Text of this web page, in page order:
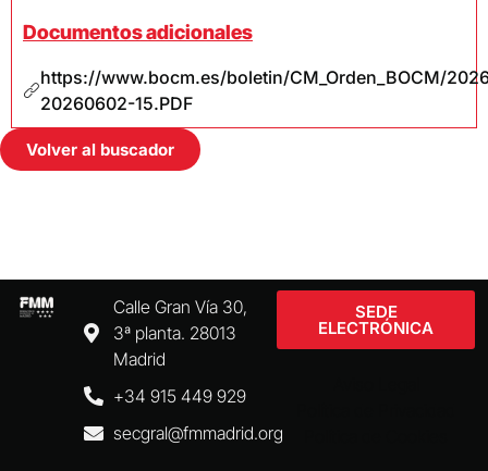
Documentos adicionales
https://www.bocm.es/boletin/CM_Orden_BOCM/
20260602-15.PDF
Volver al buscador
Calle Gran Vía 30,
3ª planta. 28013
Madrid
+34 915 449 929
secgral@fmmadrid.org
SEDE
ELECTRÓNICA